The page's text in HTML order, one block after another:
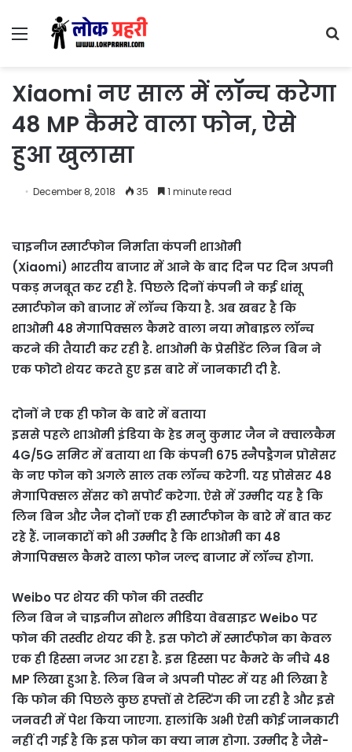
Menu
Xiaomi नए साल में लॉन्च करेगा
48 MP कैमरे वाला फोन, ऐसे
हुआ खुलासा
December 8, 2018 35 1 minute read
चाइनीज स्मार्टफोन निर्माता कंपनी शाओमी
(Xiaomi) भारतीय बाजार में आने के बाद दिन पर दिन अपनी
पकड़ मजबूत कर रही है. पिछले दिनों कंपनी ने कई धांसू
स्मार्टफोन को बाजार में लॉन्च किया है. अब खबर है कि
शाओमी 48 मेगापिक्सल कैमरे वाला नया मोबाइल लॉन्च
करने की तैयारी कर रही है. शाओमी के प्रेसीडेंट लिन बिन ने
एक फोटो शेयर करते हुए इस बारे में जानकारी दी है.
दोनों ने एक ही फोन के बारे में बताया
इससे पहले शाओमी इंडिया के हेड मनु कुमार जैन ने क्वालकैम
4G/5G समिट में बताया था कि कंपनी 675 स्नैपड्रैगन प्रोसेसर
के नए फोन को अगले साल तक लॉन्च करेगी. यह प्रोसेसर 48
मेगापिक्सल सेंसर को सपोर्ट करेगा. ऐसे में उम्मीद यह है कि
लिन बिन और जैन दोनों एक ही स्मार्टफोन के बारे में बात कर
रहे हैं. जानकारों को भी उम्मीद है कि शाओमी का 48
मेगापिक्सल कैमरे वाला फोन जल्द बाजार में लॉन्च होगा.
Weibo पर शेयर की फोन की तस्वीर
लिन बिन ने चाइनीज सोशल मीडिया वेबसाइट Weibo पर
फोन की तस्वीर शेयर की है. इस फोटो में स्मार्टफोन का केवल
एक ही हिस्सा नजर आ रहा है. इस हिस्सा पर कैमरे के नीचे 48
MP लिखा हुआ है. लिन बिन ने अपनी पोस्ट में यह भी लिखा है
कि फोन की पिछले कुछ हफ्तों से टेस्टिंग की जा रही है और इसे
जनवरी में पेश किया जाएगा. हालांकि अभी ऐसी कोई जानकारी
नहीं दी गई है कि इस फोन का क्या नाम होगा. उम्मीद है जैसे-